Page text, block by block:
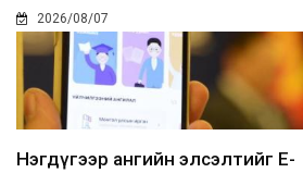
2026/08/07
Нэгдүгээр ангийн элсэлтийг E-